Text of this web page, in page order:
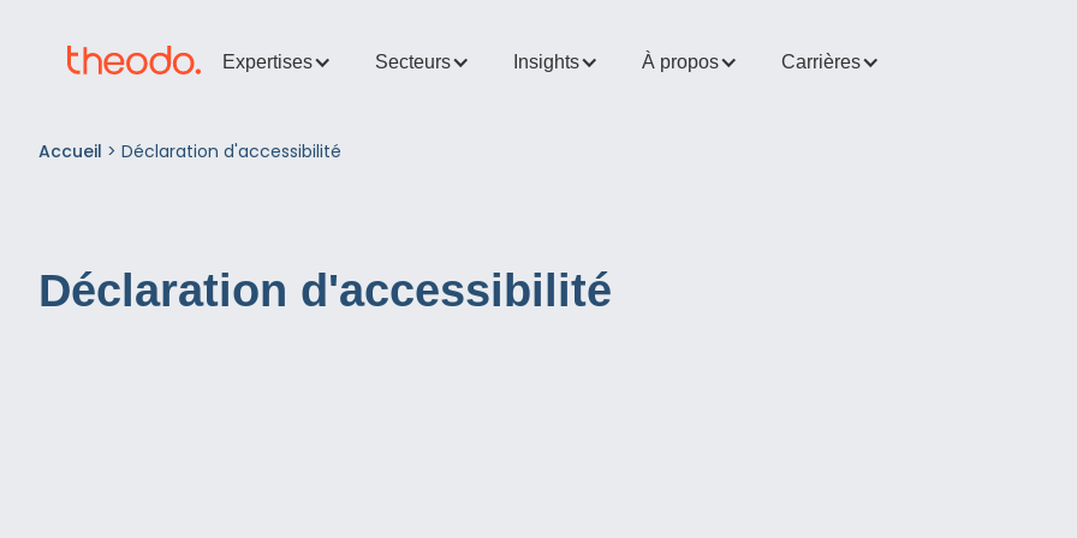
Expertises Secteurs Insights À propos Carrières
Accueil > Déclaration d'accessibilité
Déclaration d'accessibilité